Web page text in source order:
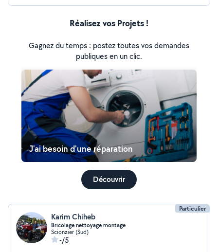
Réalisez vos Projets !
Gagnez du temps : postez toutes vos demandes
publiques en un clic.
J'ai besoin d'une réparation
Découvrir
Particulier
Karim Chiheb
Bricolage nettoyage montage
Scionzier (Sud)
-/5